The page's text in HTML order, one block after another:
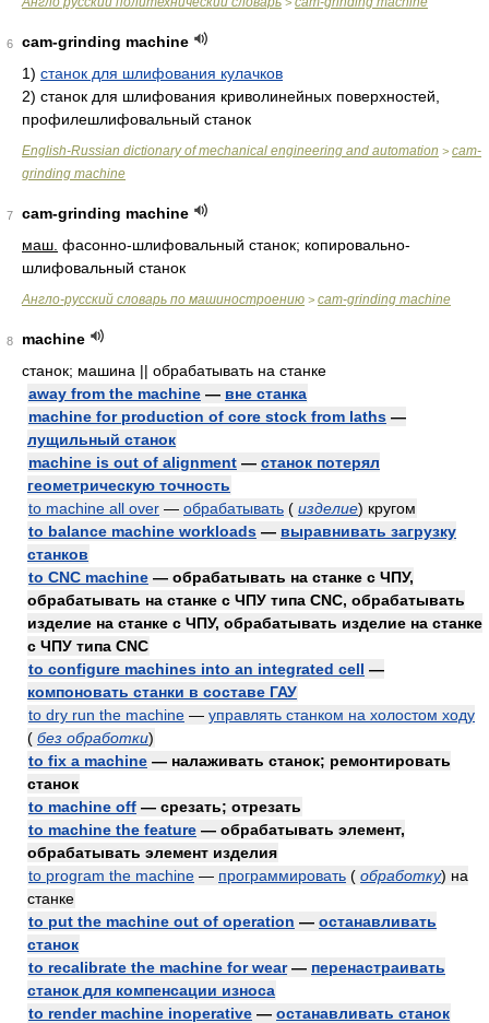
6
cam-grinding machine
1) станок для шлифования кулачков
2) станок для шлифования криволинейных поверхностей,
профилешлифовальный станок
English-Russian dictionary of mechanical engineering and automation > cam-
grinding machine
7
cam-grinding machine
маш. фасонно-шлифовальный станок; копировально-
шлифовальный станок
Англо-русский словарь по машиностроению > cam-grinding machine
8
machine
станок; машина || обрабатывать на станке
away from the machine — вне станка
machine for production of core stock from laths —
лущильный станок
machine is out of alignment — станок потерял
геометрическую точность
to machine all over — обрабатывать ( изделие) кругом
to balance machine workloads — выравнивать загрузку
станков
to CNC machine — обрабатывать на станке с ЧПУ,
обрабатывать на станке с ЧПУ типа CNC, обрабатывать
изделие на станке с ЧПУ, обрабатывать изделие на станке
с ЧПУ типа CNC
to configure machines into an integrated cell —
компоновать станки в составе ГАУ
to dry run the machine — управлять станком на холостом ходу
( без обработки)
to fix a machine — налаживать станок; ремонтировать
станок
to machine off — срезать; отрезать
to machine the feature — обрабатывать элемент,
обрабатывать элемент изделия
to program the machine — программировать ( обработку) на
станке
to put the machine out of operation — останавливать
станок
to recalibrate the machine for wear— перенастраивать
станок для компенсации износа
to render machine inoperative — останавливать станок